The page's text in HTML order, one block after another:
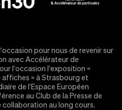
pour nous de revenir sur
avec Accélérateur de
l’occasion l’exposition «
affiches » à Strasbourg et
de l’Espace Européen
au Club de la Presse de
au long cours.